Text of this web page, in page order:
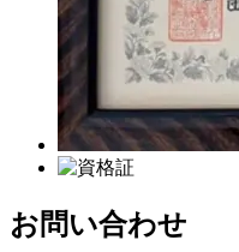
お問い合わせ